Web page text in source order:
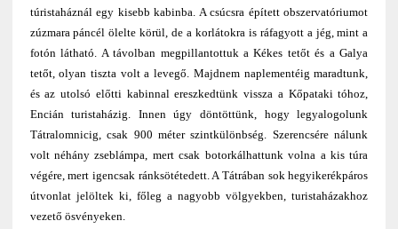
túristaháznál egy kisebb kabinba. A csúcsra épített obszervatóriumot
zúzmara páncél ölelte körül, de a korlátokra is ráfagyott a jég, mint a
fotón látható. A távolban megpillantottuk a Kékes tetőt és a Galya
tetőt, olyan tiszta volt a levegő. Majdnem naplementéig maradtunk,
és az utolsó előtti kabinnal ereszkedtünk vissza a Kőpataki tóhoz,
Encián turistaházig. Innen úgy döntöttünk, hogy legyalogolunk
Tátralomnicig, csak 900 méter szintkülönbség. Szerencsére nálunk
volt néhány zseblámpa, mert csak botorkálhattunk volna a kis túra
végére, mert igencsak ránksötétedett. A Tátrában sok hegyikerékpáros
útvonlat jelöltek ki, főleg a nagyobb völgyekben, turistaházakhoz
vezető ösvényeken.